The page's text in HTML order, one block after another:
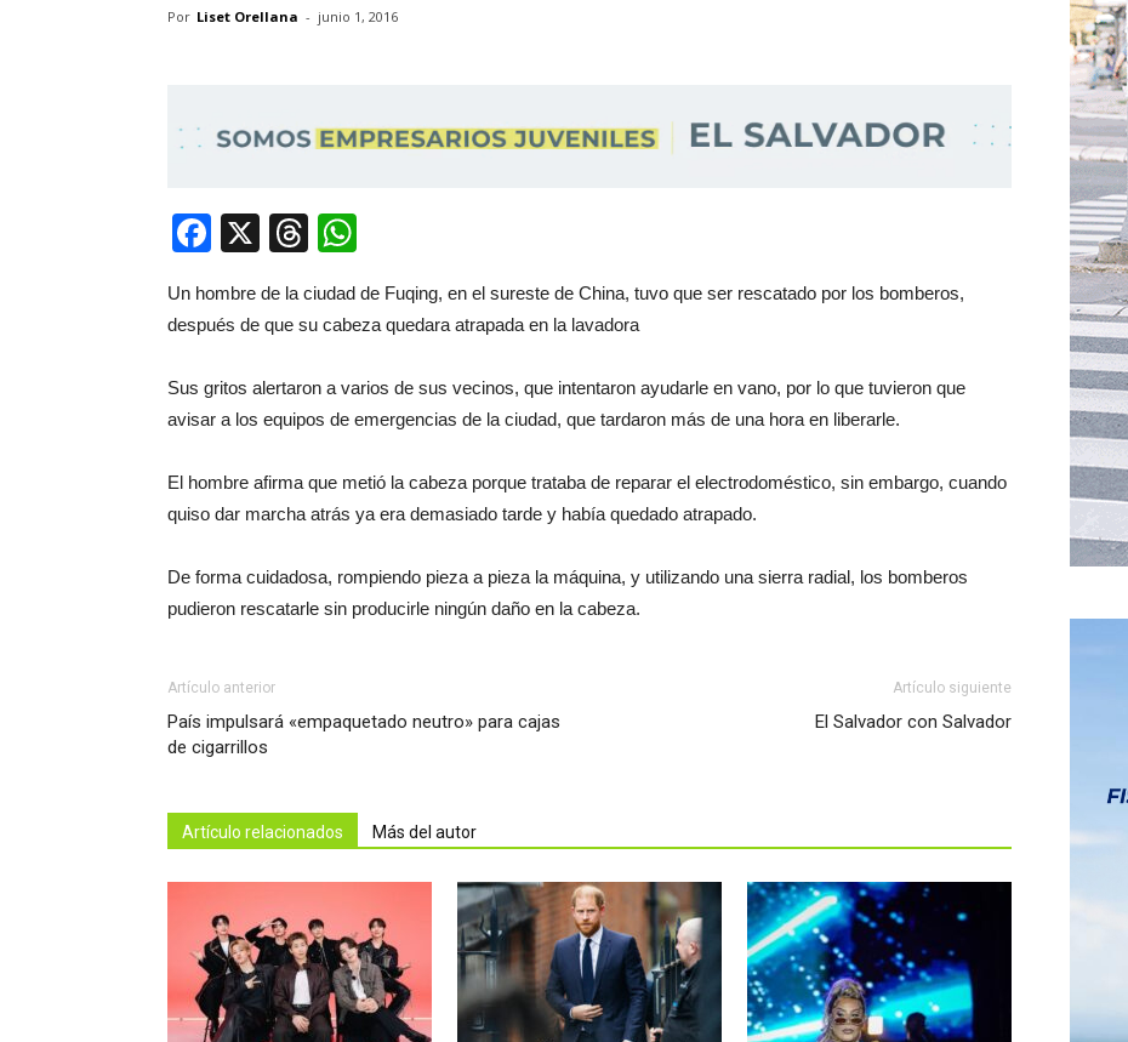
Por Liset Orellana - junio 1, 2016
Facebook
X Threads
Un hombre de la ciudad de Fuqing, en el sureste de China, tuvo que ser rescatado por los bomberos,
después de que su cabeza quedara atrapada en la lavadora
Sus gritos alertaron a varios de sus vecinos, que intentaron ayudarle en vano, por lo que tuvieron que
avisar a los equipos de emergencias de la ciudad, que tardaron más de una hora en liberarle.
El hombre afirma que metió la cabeza porque trataba de reparar el electrodoméstico, sin embargo, cuando
quiso dar marcha atrás ya era demasiado tarde y había quedado atrapado.
De forma cuidadosa, rompiendo pieza a pieza la máquina, y utilizando una sierra radial, los bomberos
pudieron rescatarle sin producirle ningún daño en la cabeza.
Artículo anterior
País impulsará «empaquetado neutro» para cajas
de cigarrillos
Artículo siguiente
El Salvador con Salvador
Artículo relacionados Más del autor